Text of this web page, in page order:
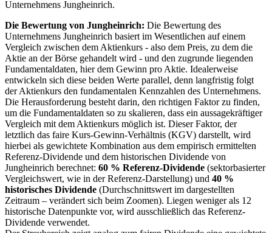
Unternehmens Jungheinrich.
Die Bewertung von Jungheinrich: Die Bewertung des
Unternehmens Jungheinrich basiert im Wesentlichen auf einem
Vergleich zwischen dem Aktienkurs - also dem Preis, zu dem die
Aktie an der Börse gehandelt wird - und den zugrunde liegenden
Fundamentaldaten, hier dem Gewinn pro Aktie. Idealerweise
entwickeln sich diese beiden Werte parallel, denn langfristig folgt
der Aktienkurs den fundamentalen Kennzahlen des Unternehmens.
Die Herausforderung besteht darin, den richtigen Faktor zu finden,
um die Fundamentaldaten so zu skalieren, dass ein aussagekräftiger
Vergleich mit dem Aktienkurs möglich ist. Dieser Faktor, der
letztlich das faire Kurs-Gewinn-Verhältnis (KGV) darstellt, wird
hierbei als gewichtete Kombination aus dem empirisch ermittelten
Referenz-Dividende und dem historischen Dividende von
Jungheinrich berechnet: 60 % Referenz-Dividende (sektorbasierter
Vergleichswert, wie in der Referenz-Darstellung) und 40 %
historisches Dividende (Durchschnittswert im dargestellten
Zeitraum – verändert sich beim Zoomen). Liegen weniger als 12
historische Datenpunkte vor, wird ausschließlich das Referenz-
Dividende verwendet.